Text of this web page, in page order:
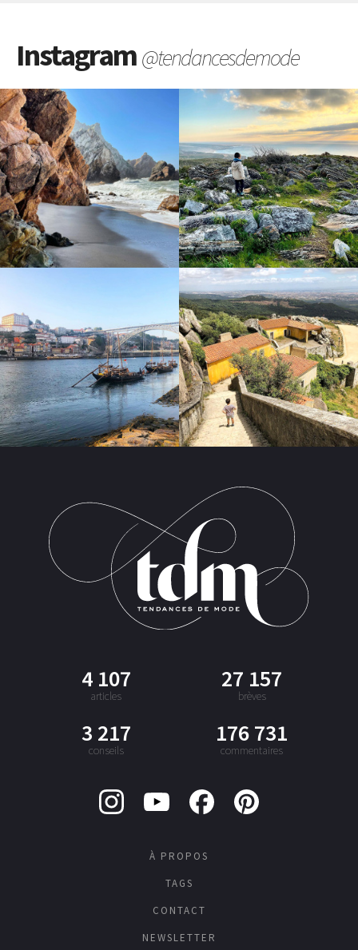
Instagram@tendancesdemode
4 107
articles
27 157
brèves
3 217
conseils
176 731
commentaires
À PROPOS
TAGS
CONTACT
NEWSLETTER